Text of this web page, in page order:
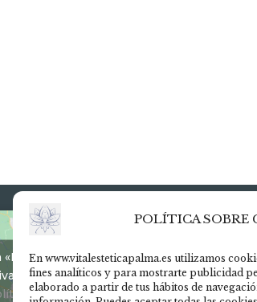
POLÍTICA SOBRE
En www.vitalesteticapalma.es utilizamos
fines analíticos y para mostrarte publicidad
elaborado a partir de tus hábitos de
«Estoy de acuerdo» para
Google maps
de Cookies